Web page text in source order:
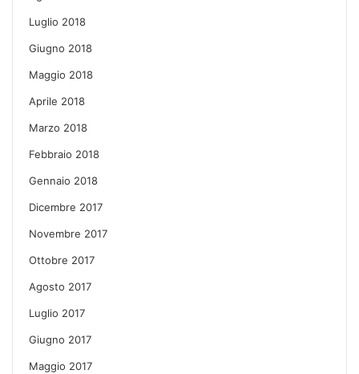
Luglio 2018
Giugno 2018
Maggio 2018
Aprile 2018
Marzo 2018
Febbraio 2018
Gennaio 2018
Dicembre 2017
Novembre 2017
Ottobre 2017
Agosto 2017
Luglio 2017
Giugno 2017
Maggio 2017